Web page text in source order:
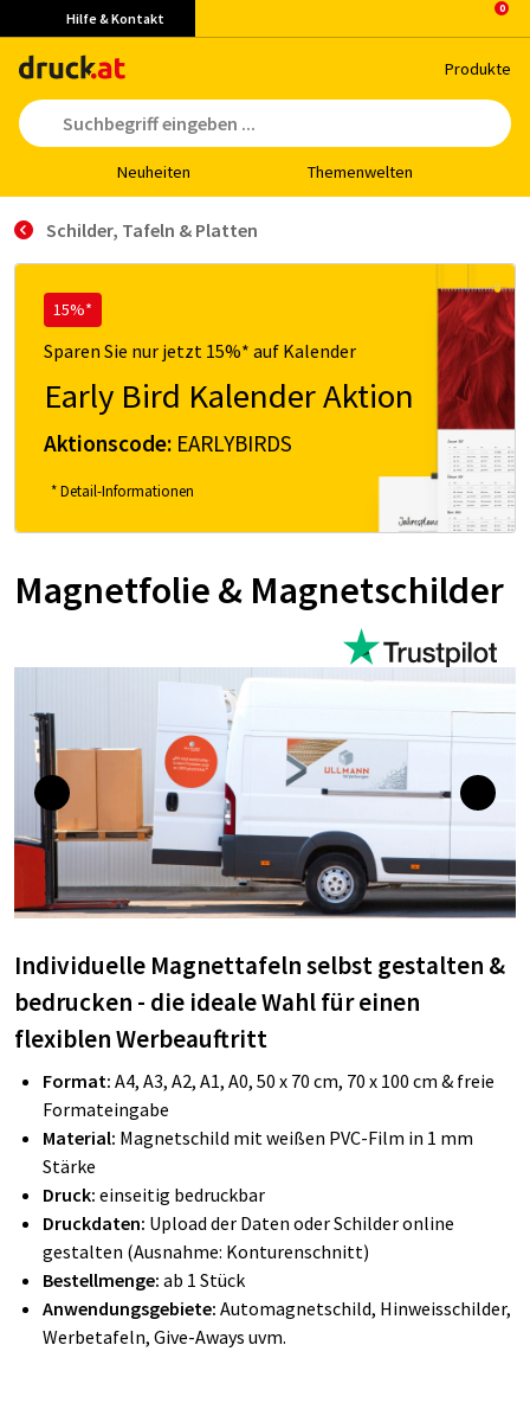
Hilfe & Kontakt
Pro­duk­te
Neu­hei­ten The­men­wel­ten
Schil­der, Ta­feln & Plat­ten
15%*
Sparen Sie nur jetzt 15%* auf Kalender
Early Bird Kalender Aktion
Aktionscode: EARLYBIRDS
* Detail-Informationen
Magnetfolie & Magnetschilder
Individuelle Magnettafeln selbst gestalten &
bedrucken - die ideale Wahl für einen
flexiblen Werbeauftritt
Format: A4, A3, A2, A1, A0, 50 x 70 cm, 70 x 100 cm & freie
Formateingabe
Material: Magnetschild mit weißen PVC-Film in 1 mm
Stärke
Druck: einseitig bedruckbar
Druckdaten: Upload der Daten oder Schilder online
gestalten (Ausnahme: Konturenschnitt)
Bestellmenge: ab 1 Stück
Anwendungsgebiete: Automagnetschild, Hinweisschilder,
Werbetafeln, Give-Aways uvm.